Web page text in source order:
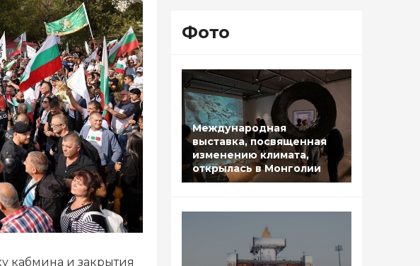
кабмина и закрытия
Фото
Международная
выставка, посвященная
изменению климата,
открылась в Монголии